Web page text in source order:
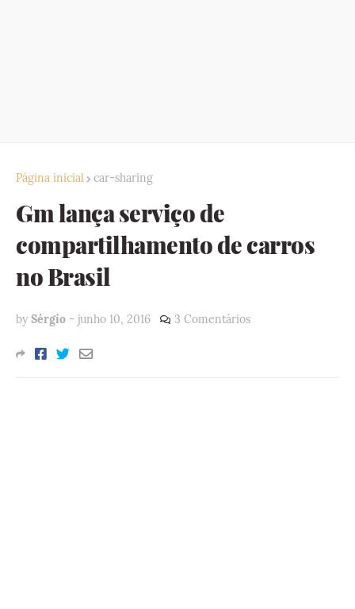
Página inicial car-sharing
Gm lança serviço de
compartilhamento de carros
no Brasil
by Sérgio - junho 10, 2016 3 Comentários